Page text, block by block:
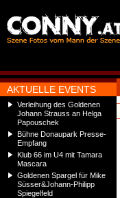
AKTUELLE EVENTS
Verleihung des Goldenen
Johann Strauss an Helga
Papouschek
Bühne Donaupark Presse-
Empfang
Klub 66 im U4 mit Tamara
Mascara
Goldenen Spargel für Mike
Süsser&Johann-Philipp
Spiegelfeld